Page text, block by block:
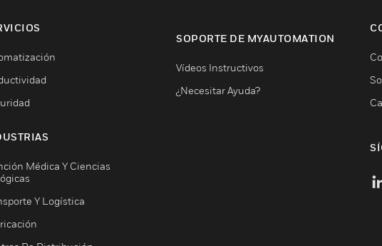
Médica Y Ciencias
Y Logística
SOPORTE DE MYAUTOMATION
Vídeos Instructivos
¿Necesitar Ayuda?